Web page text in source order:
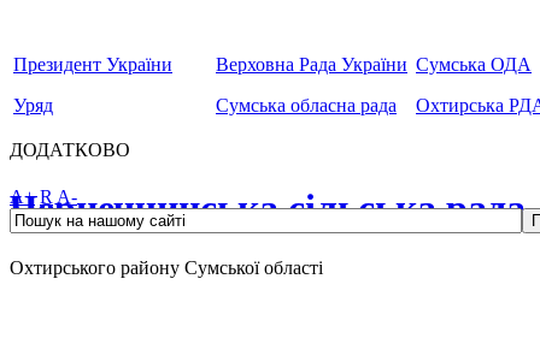
Президент України
Уряд
Верховна Рада України
Сумська обласна рада
Сумська ОДА
Охтирська
ДОДАТКОВО
Чернеччинська сільська рада
Охтирського району Сумської області
A+ RA-